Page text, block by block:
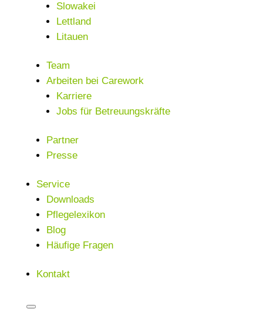
Slowakei
Lettland
Litauen
Team
Arbeiten bei Carework
Karriere
Jobs für Betreuungskräfte
Partner
Presse
Service
Downloads
Pflegelexikon
Blog
Häufige Fragen
Kontakt